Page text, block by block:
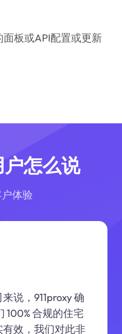
板或API配置或更新
怎么说
体验
说，911proxy 确
100% 合规的住宅
效，我们对此非